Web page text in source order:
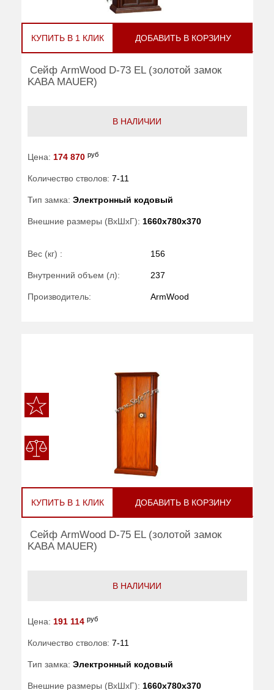
КУПИТЬ В 1 КЛИК ДОБАВИТЬ В КОРЗИНУ
Сейф ArmWood D-73 EL (золотой замок
KABA MAUER)
В НАЛИЧИИ
Цена: 174 870 руб
Количество стволов: 7-11
Тип замка: Электронный кодовый
Внешние размеры (ВхШхГ): 1660x780x370
Вес (кг) : 156
Внутренний объем (л): 237
Производитель: ArmWood
КУПИТЬ В 1 КЛИК ДОБАВИТЬ В КОРЗИНУ
Сейф ArmWood D-75 EL (золотой замок
KABA MAUER)
В НАЛИЧИИ
Цена: 191 114 руб
Количество стволов: 7-11
Тип замка: Электронный кодовый
Внешние размеры (ВхШхГ): 1660x780x370